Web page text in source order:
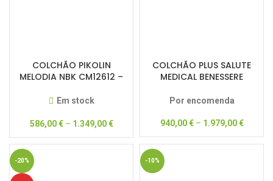
COLCHÃO PIKOLIN
MELODIA NBK CM12612 –
50% DESCONTO
Em stock
586,00€– 1.349,00€
COLCHÃO PLUS SALUTE
MEDICAL BENESSERE
Por encomenda
940,00€– 1.979,00€
-20% -10%